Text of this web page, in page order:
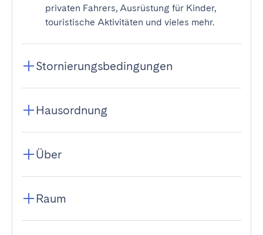
privaten Fahrers, Ausrüstung für Kinder,
touristische Aktivitäten und vieles mehr.
Stornierungsbedingungen
Hausordnung
Über
Raum